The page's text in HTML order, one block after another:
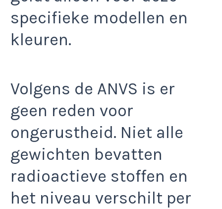
specifieke modellen en
kleuren.
Volgens de ANVS is er
geen reden voor
ongerustheid. Niet alle
gewichten bevatten
radioactieve stoffen en
het niveau verschilt per